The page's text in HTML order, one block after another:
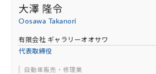
大澤 隆令
Oosawa Takanori
有限会社 ギャラリーオオサワ
代表取締役
自動車販売・修理業